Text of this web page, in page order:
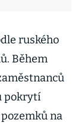
ruského
Během
pokrytí
na